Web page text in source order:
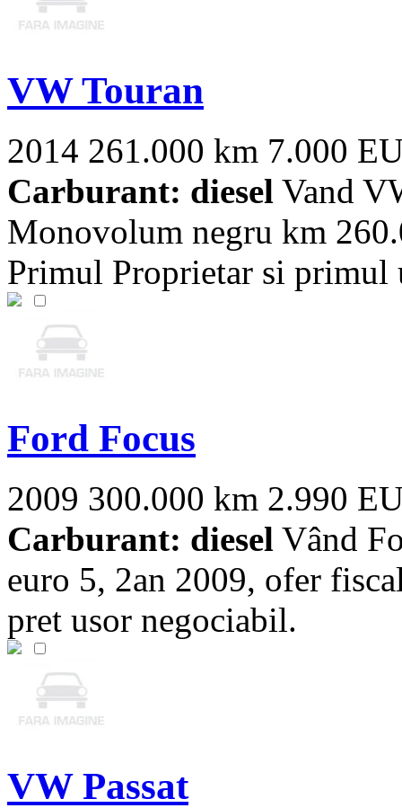
VW Touran
2014 261.000 km 7.000
Carburant: diesel Vand
Monovolum negru km
Primul Proprietar si
Ford Focus
2009 300.000 km 2.990
Carburant: diesel Vând
euro 5, 2an 2009, ofer
pret usor negociabil.
VW Passat